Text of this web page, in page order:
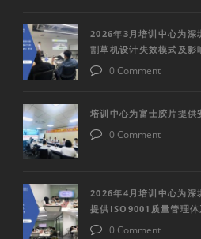
2026年3月培训中心为深
割草机设计失效模式及
0 Comment
培训中心为富士胶片提供
0 Comment
2026年4月培训中心为深
提供ISO9001质量管理体
0 Comment